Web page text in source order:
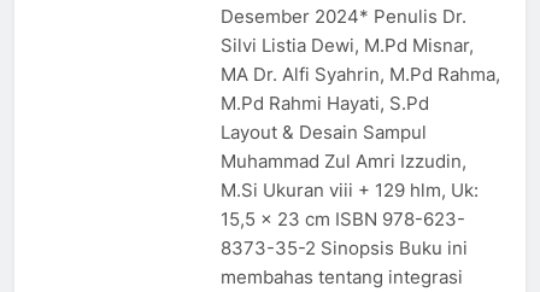
Desember 2024* Penulis Dr.
Silvi Listia Dewi, M.Pd Misnar,
MA Dr. Alfi Syahrin, M.Pd Rahma,
M.Pd Rahmi Hayati, S.Pd
Layout & Desain Sampul
Muhammad Zul Amri Izzudin,
M.Si Ukuran viii + 129 hlm, Uk:
15,5 x 23 cm ISBN 978-623-
8373-35-2 Sinopsis Buku ini
membahas tentang integrasi